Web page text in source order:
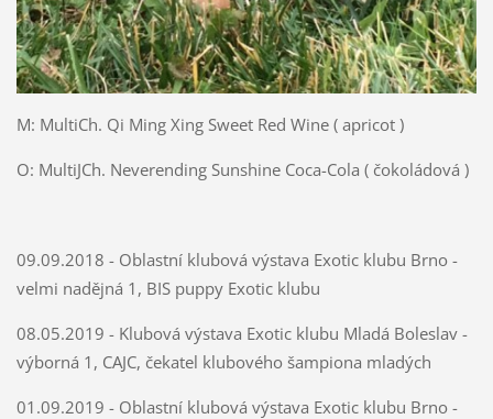
M: MultiCh. Qi Ming Xing Sweet Red Wine ( apricot )
O: MultiJCh. Neverending Sunshine Coca-Cola ( čokoládová )
09.09.2018 - Oblastní klubová výstava Exotic klubu Brno -
velmi nadějná 1, BIS puppy Exotic klubu
08.05.2019 - Klubová výstava Exotic klubu Mladá Boleslav -
výborná 1, CAJC, čekatel klubového šampiona mladých
01.09.2019 - Oblastní klubová výstava Exotic klubu Brno -